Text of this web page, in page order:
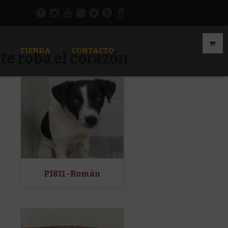
TIENDA CONTACTO
roba el corazón
P1811 -Román